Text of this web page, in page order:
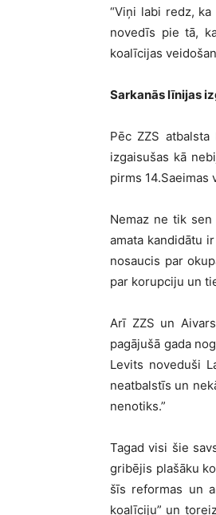
“Viņi labi redz,
novedīs pie tā,
koalīcijas
Sarkanās līnijas
Pēc ZZS
izgaisušas kā
pirms 14.Saeimas
Nemaz ne tik
amata kandidātu
nosaucis par
par korupciju un
Arī ZZS un
pagājušā gada
Levits noveduši
neatbalstīs un
nenotiks.”
Tagad visi šie
gribējis plašāku
šīs reformas un
koalīciju” un